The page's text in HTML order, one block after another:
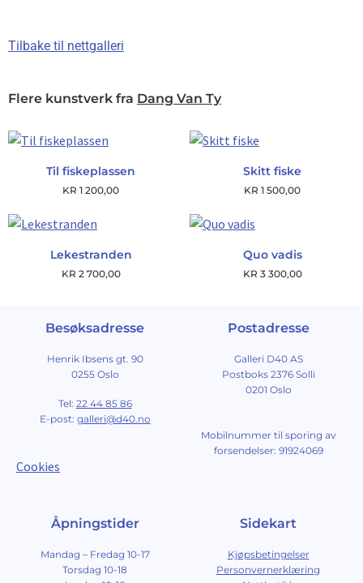
Tilbake til nettgalleri
Flere kunstverk fra Dang Van Ty
Til fiskeplassen
KR 1 200,00
Skitt fiske
KR 1 500,00
Lekestranden
KR 2 700,00
Quo vadis
KR 3 300,00
Besøksadresse
Henrik Ibsens gt. 90
0255 Oslo
Tel: 22 44 85 86
E-post: galleri@d40.no
Cookies
Postadresse
Galleri D40 AS
Postboks 2376 Solli
0201 Oslo
Mobilnummer til sporing av
forsendelser: 91924069
Åpningstider
Mandag – Fredag 10-17
Torsdag 10-18
Sidekart
Kjøpsbetingelser
Personvernerklæring